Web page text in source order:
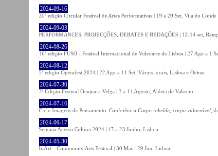
2024-09-16
20ª edição Circular Festival de Artes Performativas | 19 a 29 Set, Vila do Conde
2024-09-03
PERFORMANCES, PROJECÇÕES, DEBATES E REDAÇÕES | 12-14 set,
2024-08-26
16ª edição FUSO - Festival Internacional de Videoarte de Lisboa | 27 Ago a 1
2024-08-12
5ª edição Operafest 2024 | 22 Ago a 11 Set, Vários locais, Lisboa e Oeiras
2024-07-30
3ª Edição Festival Ocupar a Velga | 3 a 11 Agosto, Aldeia de Valezim
2024-07-16
Ciclo Imagens de Pensamento: Conferência Corpo rebelde, corpo vulnerável ,
2024-06-17
Semana Acesso Cultura 2024 | 17 a 23 Junho, Lisboa
2024-05-30
InArt – Community Arts Festival | 30 Mai - 29 Jun, Lisboa